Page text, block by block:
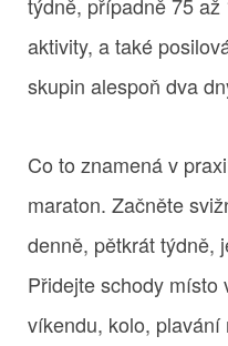
aktivity, a také
skupin alespoň dva
Co to znamená v
maraton. Začněte
denně, pětkrát týdně,
Přidejte schody místo
víkendu, kolo,